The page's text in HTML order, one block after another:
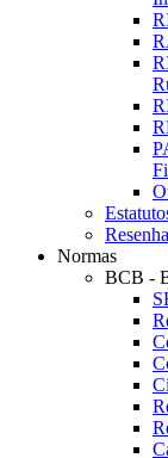
Normas
BCB -